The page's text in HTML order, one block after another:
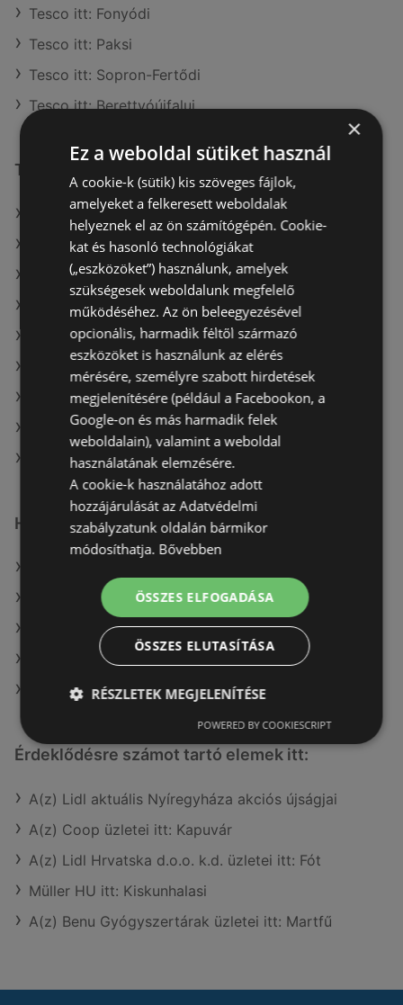
Tesco itt: Fonyódi
Tesco itt: Paksi
Tesco itt: Sopron-Fertődi
Tesco itt: Berettyóújfalui
További linkek
A(z) Tesco ajánlatai
A(z) CBA ajánlatai
A(z) Interspar ajánlatai
A(z) Metro aktuális akciós újságjai
A(z) Müller HU aktuális akciós újságjai
A(z) Auchan aktuális akciós újságjai
A(z) COOP Szolnok Zrt. aktuális akciós újságjai
A(z) Penny-Market Kft. aktuális akciós újságjai
A(z) Tesco üzletei itt: Sopron-Fertődi
Hasonló kiskereskedők
A(z) Penny-Market Kft. ajánlatai
A(z) Fressnapf-Hungária Kft. ajánlatai
A(z) AlphaZoo ajánlatai
A(z) G'Roby ajánlatai
Érdeklődésre számot tartó elemek itt:
A(z) Lidl aktuális Nyíregyháza akciós újságjai
A(z) Coop üzletei itt: Kapuvár
A(z) Lidl Hrvatska d.o.o. k.d. üzletei itt: Fót
Müller HU itt: Kiskunhalasi
A(z) Benu Gyógyszertárak üzletei itt: Martfű
×
Ez a weboldal sütiket használ
A cookie-k (sütik) kis szöveges fájlok,
amelyeket a felkeresett weboldalak
helyeznek el az ön számítógépén. Cookie-
kat és hasonló technológiákat
(„eszközöket”) használunk, amelyek
szükségesek weboldalunk megfelelő
működéséhez. Az ön beleegyezésével
opcionális, harmadik féltől származó
eszközöket is használunk az elérés
mérésére, személyre szabott hirdetések
megjelenítésére (például a Facebookon, a
Google-on és más harmadik felek
weboldalain), valamint a weboldal
használatának elemzésére.
A cookie-k használatához adott
hozzájárulását az Adatvédelmi
szabályzatunk oldalán bármikor
módosíthatja. Bővebben
ÖSSZES ELFOGADÁSA
ÖSSZES ELUTASÍTÁSA
RÉSZLETEK MEGJELENÍTÉSE
POWERED BY COOKIESCRIPT